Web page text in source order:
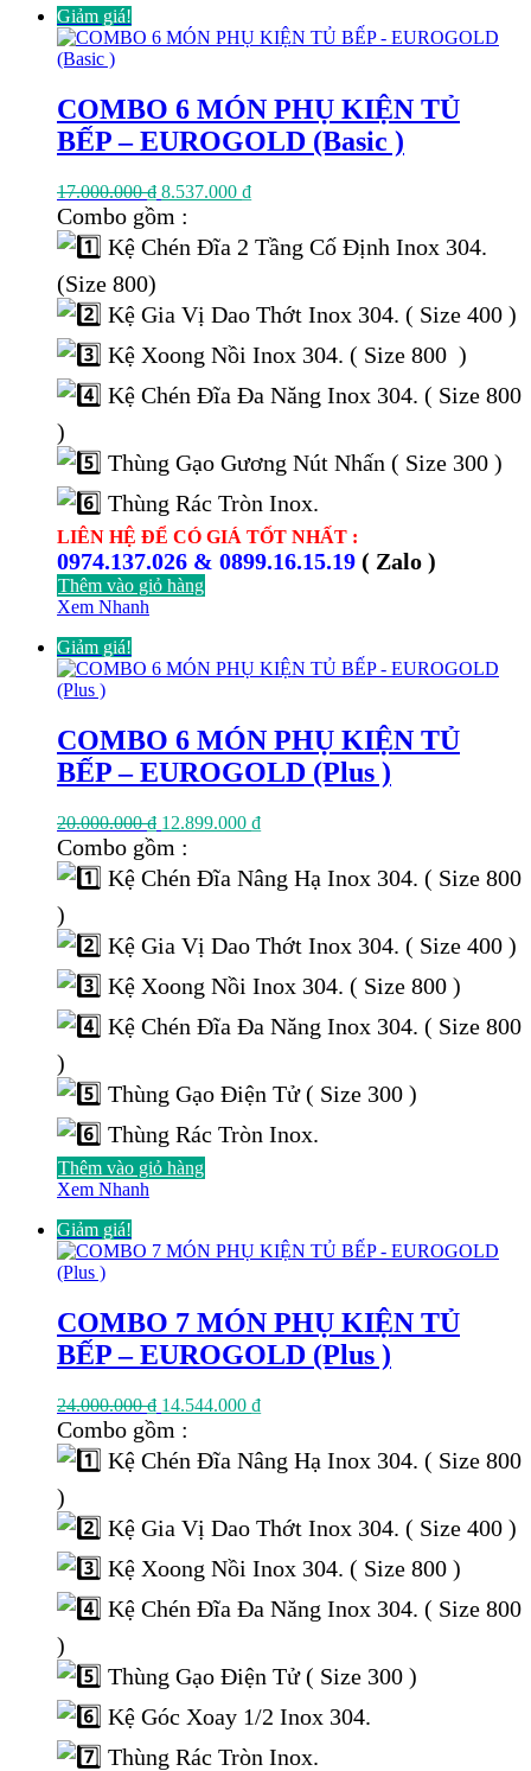
Giảm giá!
COMBO 6 MÓN PHỤ KIỆN TỦ
BẾP – EUROGOLD (Basic )
17.000.000₫ Giá
gốc
17.000.000 ₫.
8.537.000 ₫Giá
là:
Combo gồm :
Kệ Chén Đĩa 2 Tầng Cố Định Inox 304.
(Size 800)
Kệ Gia Vị Dao Thớt Inox 304. ( Size 400 )
Kệ Xoong Nồi Inox 304. ( Size 800 )
Kệ Chén Đĩa Đa Năng Inox 304. ( Size 800
)
Thùng Gạo Gương Nút Nhấn ( Size 300 )
Thùng Rác Tròn Inox.
LIÊN HỆ ĐỂ CÓ GIÁ TỐT NHẤT :
0974.137.026 & 0899.16.15.19 ( Zalo )
Thêm vào giỏ hàng
Xem Nhanh
Giảm giá!
COMBO 6 MÓN PHỤ KIỆN TỦ
BẾP – EUROGOLD (Plus )
20.000.000₫ Giá
gốc
20.000.000 ₫.
12.899.000 ₫Giá
là:
Combo gồm :
Kệ Chén Đĩa Nâng Hạ Inox 304. ( Size 800
)
Kệ Gia Vị Dao Thớt Inox 304. ( Size 400 )
Kệ Xoong Nồi Inox 304. ( Size 800 )
Kệ Chén Đĩa Đa Năng Inox 304. ( Size 800
)
Thùng Gạo Điện Tử ( Size 300 )
Thùng Rác Tròn Inox.
Thêm vào giỏ hàng
Xem Nhanh
Giảm giá!
COMBO 7 MÓN PHỤ KIỆN TỦ
BẾP – EUROGOLD (Plus )
24.000.000₫ Giá
gốc
24.000.000 ₫.
14.544.000 ₫Giá
là:
Combo gồm :
Kệ Chén Đĩa Nâng Hạ Inox 304. ( Size 800
)
Kệ Gia Vị Dao Thớt Inox 304. ( Size 400 )
Kệ Xoong Nồi Inox 304. ( Size 800 )
Kệ Chén Đĩa Đa Năng Inox 304. ( Size 800
)
Thùng Gạo Điện Tử ( Size 300 )
Kệ Góc Xoay 1/2 Inox 304.
Thùng Rác Tròn Inox.